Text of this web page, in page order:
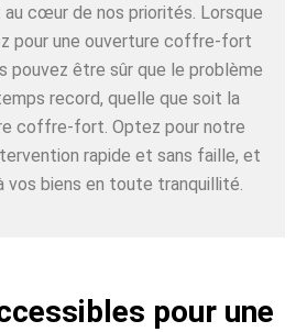
cœur de nos priorités. Lorsque
pour une ouverture coffre-fort
pouvez être sûr que le problème
record, quelle que soit la
coffre-fort. Optez pour notre
rapide et sans faille, et
vos biens en toute tranquillité.
pour une